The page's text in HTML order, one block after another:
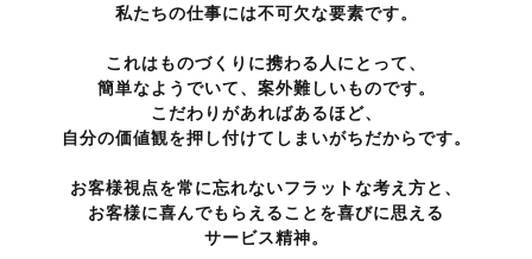
私たちの仕事には不可欠な要素です。
これはものづくりに携わる人にとって、
簡単なようでいて、案外難しいものです。
こだわりがあればあるほど、
自分の価値観を押し付けてしまいがちだからです。
お客様視点を常に忘れないフラットな考え方と、
お客様に喜んでもらえることを喜びに思える
サービス精神。